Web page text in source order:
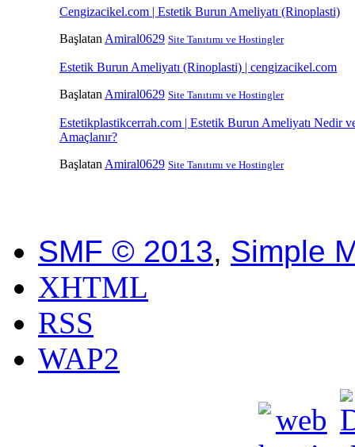
Cengizacikel.com | Estetik Burun Ameliyatı (Rinoplasti)
Başlatan Amiral0629 Site Tanıtımı ve Hostingler
Estetik Burun Ameliyatı (Rinoplasti) | cengizacikel.com
Başlatan Amiral0629 Site Tanıtımı ve Hostingler
Estetikplastikcerrah.com | Estetik Burun Ameliyatı Nedir
Amaçlanır?
Başlatan Amiral0629 Site Tanıtımı ve Hostingler
SMF © 2013, Simple
XHTML
RSS
WAP2